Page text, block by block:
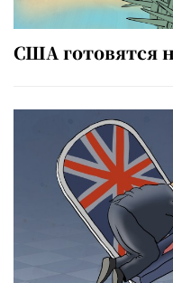
США готовятся